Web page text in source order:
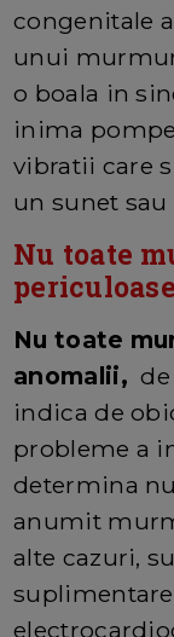
congenitale
unui
o boala in
inima
vibratii care
un sunet
Nu toate
periculoase
Nu toate
anomalii,
indica de
probleme a
determina
anumit
alte cazuri,